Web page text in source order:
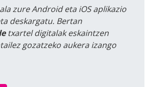
zure Android eta iOS aplikazio
deskargatu. Bertan
txartel digitalak eskaintzen
gozatzeko aukera izango